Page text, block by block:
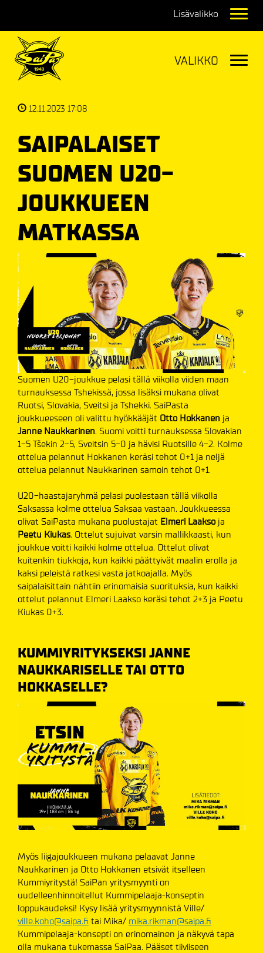
12.11.2023 17:08
SAIPALAISET
SUOMEN U20-
JOUKKUEEN
MATKASSA
Suomen U20-joukkue pelasi tällä viikolla viiden maan
turnauksessa Tshekissä, jossa lisäksi mukana olivat
Ruotsi, Slovakia, Sveitsi ja Tshekki. SaiPasta
joukkueeseen oli valittu hyökkääjät Otto Hokkanen ja
Janne Naukkarinen. Suomi voitti turnauksessa Slovakian
1-5 Tšekin 2-5, Sveitsin 5-0 ja hävisi Ruotsille 4-2. Kolme
ottelua pelannut Hokkanen keräsi tehot 0+1 ja neljä
ottelua pelannut Naukkarinen samoin tehot 0+1.
U20-haastajaryhmä pelasi puolestaan tällä viikolla
Saksassa kolme ottelua Saksaa vastaan. Joukkueessa
olivat SaiPasta mukana puolustajat Elmeri Laaksoja
Peetu Kiukas. Ottelut sujuivat varsin mallikkaasti, kun
joukkue voitti kaikki kolme ottelua. Ottelut olivat
kuitenkin tiukkoja, kun kaikki päättyivät maalin erolla ja
kaksi peleistä ratkesi vasta jatkoajalla. Myös
saipalaisittain nähtiin erinomaisia suorituksia, kun kaikki
ottelut pelannut Elmeri Laakso keräsi tehot 2+3 ja Peetu
Kiukas 0+3.
KUMMIYRITYKSEKSI JANNE
NAUKKARISELLE TAI OTTO
HOKKASELLE?
Myös liigajoukkueen mukana pelaavat Janne
Naukkarinen ja Otto Hokkanen etsivät itselleen
Kummiyritystä! SaiPan yritysmyynti on
uudelleenhinnoitellut Kummipelaaja-konseptin
loppukaudeksi! Kysy lisää yritysmyynnistä Ville/
ville.koho@saipa.fi tai Mika/ mika.rikman@saipa.fi
Kummipelaaja-konsepti on erinomainen ja näkyvä tapa
olla mukana tukemassa SaiPaa. Pääset tiiviiseen